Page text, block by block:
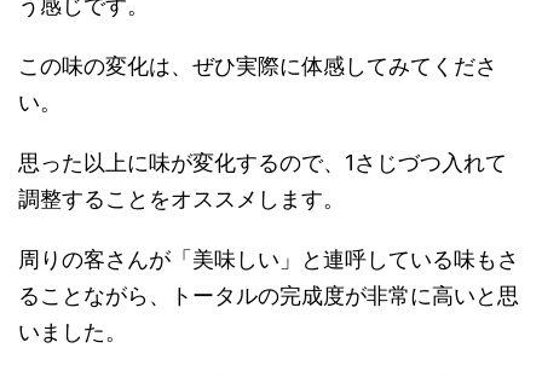
う感じです。
この味の変化は、ぜひ実際に体感してみてくださ
い。
思った以上に味が変化するので、1さじづつ入れて
調整することをオススメします。
周りの客さんが「美味しい」と連呼している味もさ
ることながら、トータルの完成度が非常に高いと思
いました。